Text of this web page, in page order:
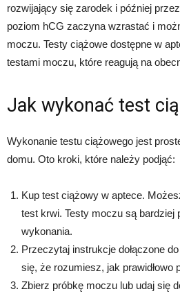
rozwijający się zarodek i później
poziom hCG zaczyna wzrastać i
moczu. Testy ciążowe dostępne w
testami moczu, które reagują na
Jak wykonać test
Wykonanie testu ciążowego jest
domu. Oto kroki, które należy podjąć:
Kup test ciążowy w aptece.
test krwi. Testy moczu są bardziej
wykonania.
Przeczytaj instrukcje dołączone
się, że rozumiesz, jak prawidłowo
Zbierz próbkę moczu lub udaj się